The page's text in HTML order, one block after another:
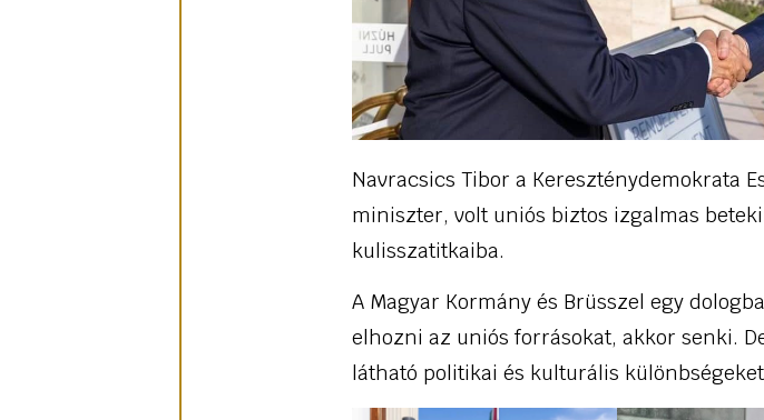
Navracsics Tibor a Kereszténydemokrata
miniszter, volt uniós biztos izgalmas
kulisszatitkaiba.
A Magyar Kormány és Brüsszel egy
elhozni az uniós forrásokat, akkor senki.
látható politikai és kulturális